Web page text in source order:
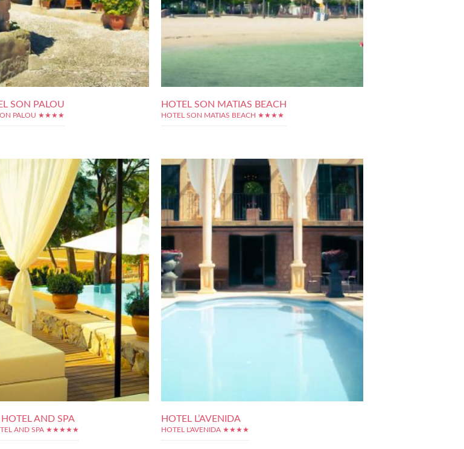
SON PALOU
PALOU ★★★★
HOTEL SON MATIAS BEACH
HOTEL SON MATIAS BEACH ★★★★
AND SPA
AND SPA ★★★★★
HOTEL L’AVENIDA
HOTEL L'AVENIDA ★★★★